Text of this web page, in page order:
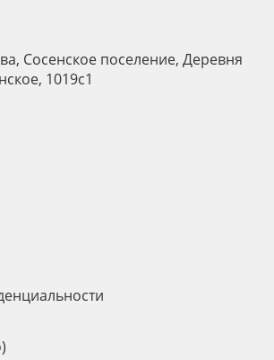
Сосенское поселение, Деревня
1019с1